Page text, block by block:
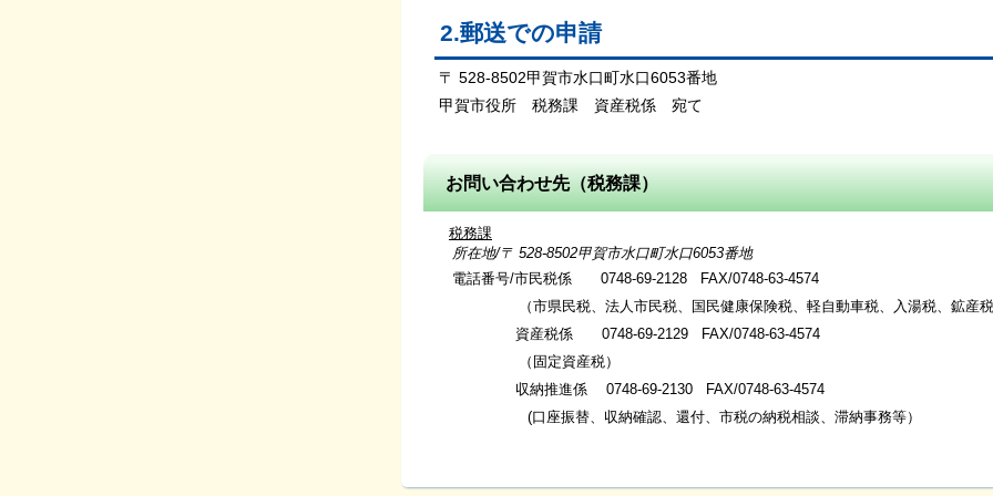
2.郵送での申請
〒 528-8502甲賀市水口町水口6053番地
甲賀市役所 税務課 資産税係 宛て
お問い合わせ先（税務課）
税務課
所在地/〒 528-8502甲賀市水口町水口6053番地
電話番号/市民税係 0748-69-2128 FAX/0748-63-4574
（市県民税、法人市民税、国民健康保険税、軽自動車税、入湯税、鉱産
資産税係 0748-69-2129 FAX/0748-63-4574
（固定資産税）
収納推進係
0748-69-2130 FAX/0748-63-4574
(口座振替、収納確認、還付、市税の納税相談、滞納事務等）